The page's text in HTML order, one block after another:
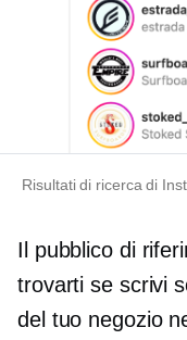
Risultati di ricerca di
Il pubblico di
trovarti se scrivi
del tuo negozio